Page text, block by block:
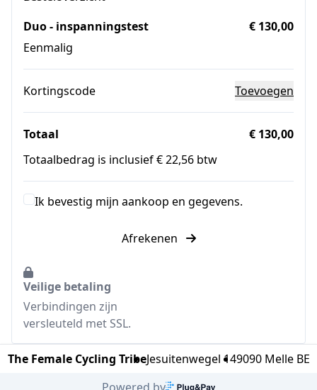
Duo - inspanningstest
Eenmalig
€ 130,00
Kortingscode Toevoegen
Totaal
€ 130,00
Totaalbedrag is inclusief € 22,56 btw
Ik bevestig mijn aankoop en gegevens.
Afrekenen
Veilige betaling
Verbindingen zijn
versleuteld met SSL.
The Female Cycling TribeJesuitenwegel 149090 Melle BE